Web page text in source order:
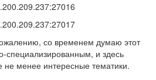
со временем думаю этот
специализированным, и здесь
не менее интересные тематики.